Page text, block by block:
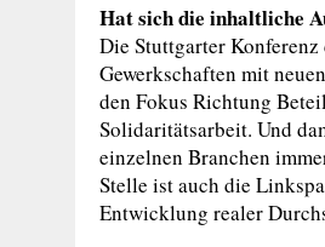
Hat sich die inhaltliche
Die Stuttgarter
Gewerkschaften mit
den Fokus Richtung
Solidaritätsarbeit. Und
einzelnen Branchen
Stelle ist auch die
Entwicklung realer